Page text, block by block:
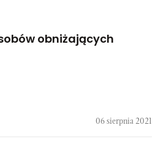
obniżających
06 sierpnia 2021